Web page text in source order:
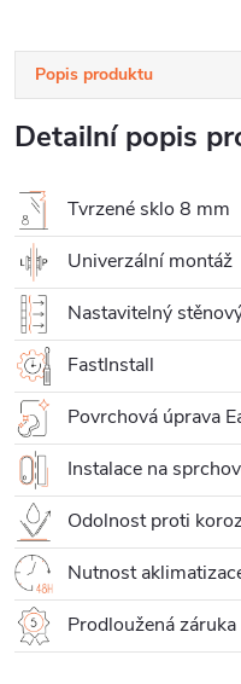
Popis produktu
Detailní popis
Tvrzené sklo 8 mm
Univerzální montáž
Nastavitelný
FastInstall
Povrchová úprava
Instalace na
Odolnost proti
Nutnost
Prodloužená